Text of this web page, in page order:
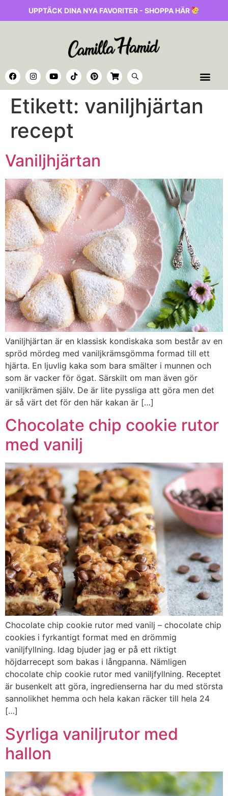
UPPTÄCK DINA NYA FAVORITER - SHOPPA HÄR
Etikett: vaniljhjärtan
recept
Vaniljhjärtan
Vaniljhjärtan är en klassisk kondiskaka som består av en
spröd mördeg med vaniljkrämsgömma formad till ett
hjärta. En ljuvlig kaka som bara smälter i munnen och
som är vacker för ögat. Särskilt om man även gör
vaniljkrämen själv. De är lite pyssliga att göra men det
är så värt det för den här kakan är […]
Chocolate chip cookie rutor
med vanilj
Chocolate chip cookie rutor med vanilj – chocolate chip
cookies i fyrkantigt format med en drömmig
vaniljfyllning. Idag bjuder jag er på ett riktigt
höjdarrecept som bakas i långpanna. Nämligen
chocolate chip cookie rutor med vaniljfyllning. Receptet
är busenkelt att göra, ingredienserna har du med största
sannolikhet hemma och hela kakan räcker till hela 24
[…]
Syrliga vaniljrutor med
hallon